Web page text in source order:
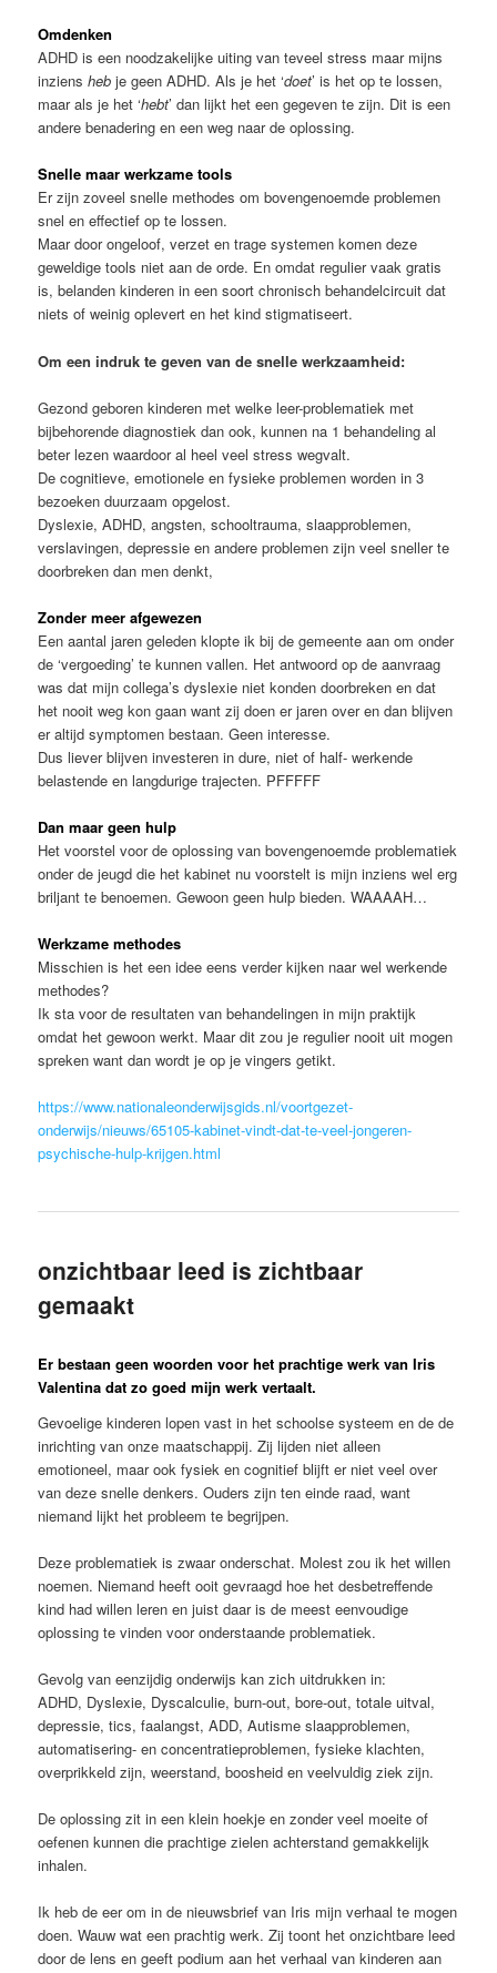
Omdenken
ADHD is een noodzakelijke uiting van teveel stress maar mijns
inziensheb je geen ADHD. Als je het ‘doet’ is het op te lossen,
maar als je het ‘hebt’ dan lijkt het een gegeven te zijn. Dit is een
andere benadering en een weg naar de oplossing.
Snelle maar werkzame tools
Er zijn zoveel snelle methodes om bovengenoemde problemen
snel en effectief op te lossen.
Maar door ongeloof, verzet en trage systemen komen deze
geweldige tools niet aan de orde. En omdat regulier vaak gratis
is, belanden kinderen in een soort chronisch behandelcircuit dat
niets of weinig oplevert en het kind stigmatiseert.
Om een indruk te geven van de snelle werkzaamheid:
Gezond geboren kinderen met welke leer-problematiek met
bijbehorende diagnostiek dan ook, kunnen na 1 behandeling al
beter lezen waardoor al heel veel stress wegvalt.
De cognitieve, emotionele en fysieke problemen worden in 3
bezoeken duurzaam opgelost.
Dyslexie, ADHD, angsten, schooltrauma, slaapproblemen,
verslavingen, depressie en andere problemen zijn veel sneller te
doorbreken dan men denkt,
Zonder meer afgewezen
Een aantal jaren geleden klopte ik bij de gemeente aan om onder
de ‘vergoeding’ te kunnen vallen. Het antwoord op de aanvraag
was dat mijn collega’s dyslexie niet konden doorbreken en dat
het nooit weg kon gaan want zij doen er jaren over en dan blijven
er altijd symptomen bestaan. Geen interesse.
Dus liever blijven investeren in dure, niet of half- werkende
belastende en langdurige trajecten. PFFFFF
Dan maar geen hulp
Het voorstel voor de oplossing van bovengenoemde problematiek
onder de jeugd die het kabinet nu voorstelt is mijn inziens wel erg
briljant te benoemen. Gewoon geen hulp bieden. WAAAAH…
Werkzame methodes
Misschien is het een idee eens verder kijken naar wel werkende
methodes?
Ik sta voor de resultaten van behandelingen in mijn praktijk
omdat het gewoon werkt. Maar dit zou je regulier nooit uit mogen
spreken want dan wordt je op je vingers getikt.
https://www.nationaleonderwijsgids.nl/voortgezet-
onderwijs/nieuws/65105-kabinet-vindt-dat-te-veel-jongeren-
psychische-hulp-krijgen.html
onzichtbaar leed is zichtbaar
gemaakt
Er bestaan geen woorden voor het prachtige werk van Iris
Valentina dat zo goed mijn werk vertaalt.
Gevoelige kinderen lopen vast in het schoolse systeem en de de
inrichting van onze maatschappij. Zij lijden niet alleen
emotioneel, maar ook fysiek en cognitief blijft er niet veel over
van deze snelle denkers. Ouders zijn ten einde raad, want
niemand lijkt het probleem te begrijpen.
Deze problematiek is zwaar onderschat. Molest zou ik het willen
noemen. Niemand heeft ooit gevraagd hoe het desbetreffende
kind had willen leren en juist daar is de meest eenvoudige
oplossing te vinden voor onderstaande problematiek.
Gevolg van eenzijdig onderwijs kan zich uitdrukken in:
ADHD, Dyslexie, Dyscalculie, burn-out, bore-out, totale uitval,
depressie, tics, faalangst, ADD, Autisme slaapproblemen,
automatisering- en concentratieproblemen, fysieke klachten,
overprikkeld zijn, weerstand, boosheid en veelvuldig ziek zijn.
De oplossing zit in een klein hoekje en zonder veel moeite of
oefenen kunnen die prachtige zielen achterstand gemakkelijk
inhalen.
Ik heb de eer om in de nieuwsbrief van Iris mijn verhaal te mogen
doen. Wauw wat een prachtig werk. Zij toont het onzichtbare leed
door de lens en geeft podium aan het verhaal van kinderen aan